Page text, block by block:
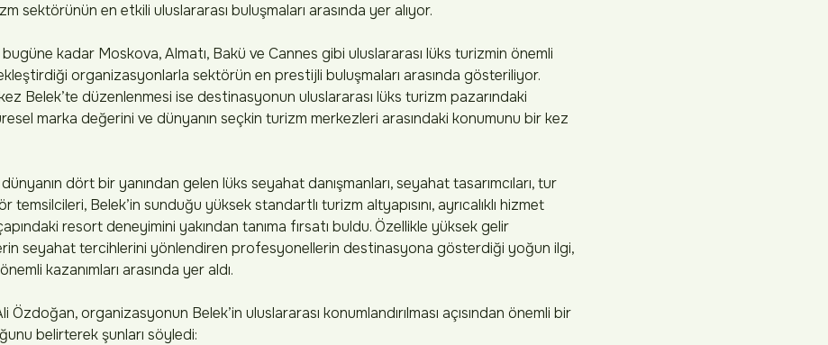
sektörünün en etkili uluslararası buluşmaları arasında yer alıyor.
kadar Moskova, Almatı, Bakü ve Cannes gibi uluslararası lüks turizmin önemli
organizasyonlarla sektörün en prestijli buluşmaları arasında gösteriliyor.
Belek’te düzenlenmesi ise destinasyonun uluslararası lüks turizm pazarındaki
marka değerini ve dünyanın seçkin turizm merkezleri arasındaki konumunu bir kez
dört bir yanından gelen lüks seyahat danışmanları, seyahat tasarımcıları, tur
Belek’in sunduğu yüksek standartlı turizm altyapısını, ayrıcalıklı hizmet
resort deneyimini yakından tanıma fırsatı buldu. Özellikle yüksek gelir
seyahat tercihlerini yönlendiren profesyonellerin destinasyona gösterdiği yoğun ilgi,
kazanımları arasında yer aldı.
Özdoğan, organizasyonun Belek’in uluslararası konumlandırılması açısından önemli bir
belirterek şunları söyledi: